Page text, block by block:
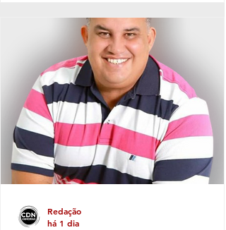
desgoverno, baixas de aliados, firulas do
gestor e sucessivos erros administrativos
são os ingredientes do que se tornou a
governança no município de
SantaCruzCabrália, fator que leva os
moradores a refletir, sobretudo em quem e
Redação
há 1 dia